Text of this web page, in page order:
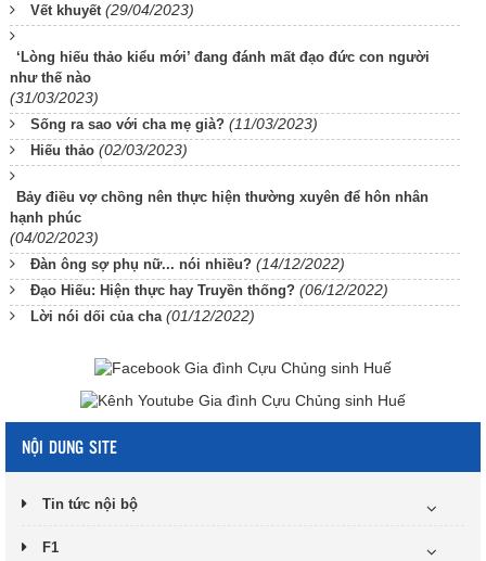
Vết khuyết (29/04/2023)
‘Lòng hiếu thảo kiểu mới’ đang đánh mất đạo đức con người
như thế nào
(31/03/2023)
Sống ra sao với cha mẹ già? (11/03/2023)
Hiếu thảo (02/03/2023)
Bảy điều vợ chồng nên thực hiện thường xuyên để hôn nhân
hạnh phúc
(04/02/2023)
Đàn ông sợ phụ nữ... nói nhiều? (14/12/2022)
Đạo Hiếu: Hiện thực hay Truyền thống? (06/12/2022)
Lời nói dối của cha (01/12/2022)
NỘI DUNG SITE
Tin tức nội bộ
F1